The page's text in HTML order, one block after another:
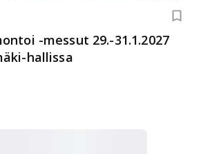
-messut 29.-31.1.2027
hallissa